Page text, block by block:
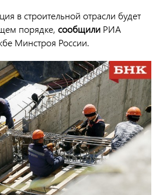
в строительной отрасли будет
порядке, сообщили РИА
Минстроя России.